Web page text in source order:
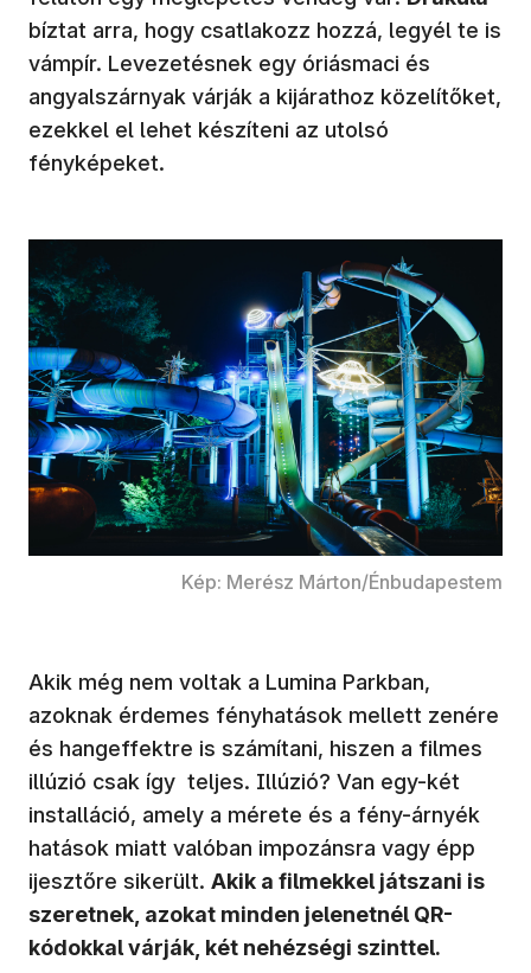
bíztat arra, hogy csatlakozz hozzá, legyél te is
vámpír. Levezetésnek egy óriásmaci és
angyalszárnyak várják a kijárathoz közelítőket,
ezekkel el lehet készíteni az utolsó
fényképeket.
Kép: Merész Márton/Énbudapestem
Akik még nem voltak a Lumina Parkban,
azoknak érdemes fényhatások mellett zenére
és hangeffektre is számítani, hiszen a filmes
illúzió csak így teljes. Illúzió? Van egy-két
installáció, amely a mérete és a fény-árnyék
hatások miatt valóban impozánsra vagy épp
ijesztőre sikerült. Akik a filmekkel játszani is
szeretnek, azokat minden jelenetnél QR-
kódokkal várják, két nehézségi szinttel.